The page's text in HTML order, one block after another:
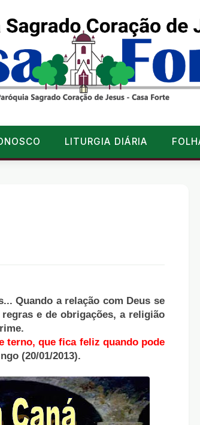
LITURGIA DIÁRIA
Quando a relação com Deus se
e de obrigações, a religião
terno, que fica feliz quando pode
(20/01/2013).